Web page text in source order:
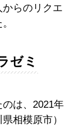
らのリクエ
ゼミ
のは、2021年
相模原市）